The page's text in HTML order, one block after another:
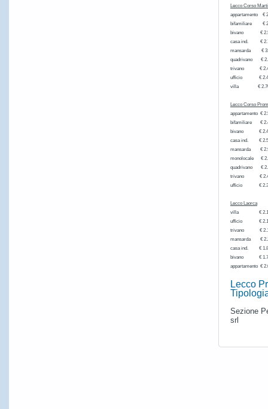
Lecco Corso
bifamiliare €
bivano €
casa ind.
mansarda
trivano €
ufficio €
villa €
Lecco Corso
bifamiliare €
bivano €
casa ind.
mansarda
trivano €
ufficio €
Lecco Laorca
villa €
ufficio €
trivano €
mansarda €
casa ind.
bivano €
Lecco
Sezione
srl